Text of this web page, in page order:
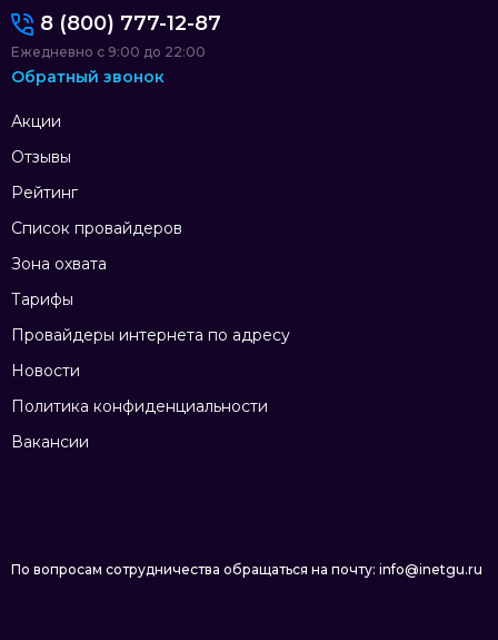
Акции
Отзывы
Рейтинг
Список провайдеров
Зона охвата
Тарифы
Провайдеры интернета по адресу
Новости
Политика конфиденциальности
Вакансии
8 (800) 777-12-87
Ежедневно с 9:00 до 22:00
Обратный звонок
По вопросам сотрудничества обращаться на почту: info@inetgu.ru